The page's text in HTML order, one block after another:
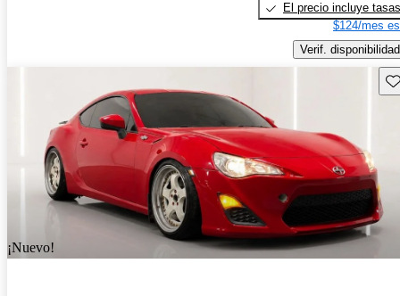
El precio incluye tasas
$124/mes
Verif. disponibilidad
¡Nuevo!